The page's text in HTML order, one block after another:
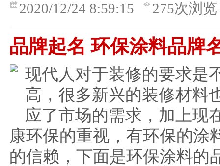
2020/12/24 8:59:15 275次浏览
品牌起名 环保涂料品牌
现代人对于装修的要求是
高，很多新兴的装修材料
应了市场的需求，加上现
康环保的重视，有环保的涂
的信赖，下面是环保涂料的